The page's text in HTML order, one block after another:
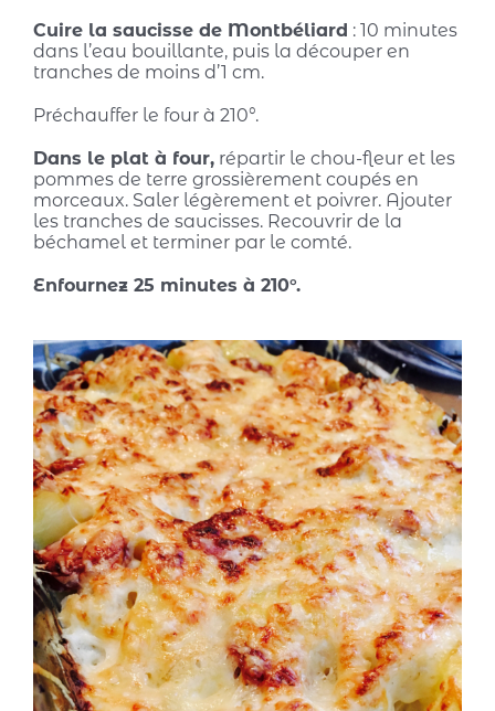
Cuire la saucisse de Montbéliard : 10 minutes
dans l’eau bouillante, puis la découper en
tranches de moins d’1 cm.
Préchauffer le four à 210°.
Dans le plat à four,répartir le chou-fleur et les
pommes de terre grossièrement coupés en
morceaux. Saler légèrement et poivrer. Ajouter
les tranches de saucisses. Recouvrir de la
béchamel et terminer par le comté.
Enfournez 25 minutes à 210°.